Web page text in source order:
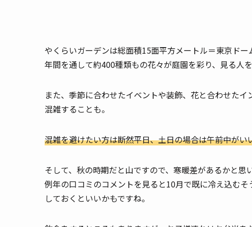
やくらいガーデンは総面積15面平方メートル＝東京ド
年間を通して約400種類もの花々が庭園を彩り、見る人を
また、季節に合わせたイベントや装飾、花と合わせた
混雑することも。
混雑を避けたい方は断然平日、土日の場合は午前中がい
そして、秋の時期だと山ですので、寒暖差があるかと思い
例年の口コミのコメントを見ると10月で既に冷え込む
しておくといいかもですね。